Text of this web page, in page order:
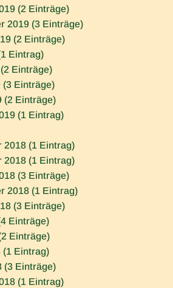
(2 Einträge)
2019 (3 Einträge)
(2 Einträge)
Eintrag)
Einträge)
(3 Einträge)
(2 Einträge)
(1 Eintrag)
2018 (1 Eintrag)
2018 (1 Eintrag)
(3 Einträge)
2018 (1 Eintrag)
(3 Einträge)
Einträge)
Einträge)
(1 Eintrag)
(3 Einträge)
(1 Eintrag)